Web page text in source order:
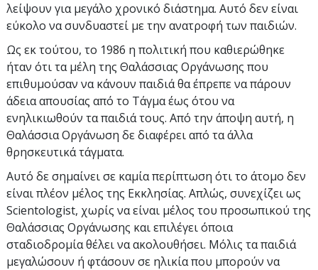
λείψουν για μεγάλο χρονικό διάστημα. Αυτό δεν είναι
εύκολο να συνδυαστεί με την ανατροφή των παιδιών.
Ως εκ τούτου, το 1986 η πολιτική που καθιερώθηκε
ήταν ότι τα μέλη της Θαλάσσιας Οργάνωσης που
επιθυμούσαν να κάνουν παιδιά θα έπρεπε να πάρουν
άδεια απουσίας από το Τάγμα έως ότου να
ενηλικιωθούν τα παιδιά τους. Από την άποψη αυτή, η
Θαλάσσια Οργάνωση δε διαφέρει από τα άλλα
θρησκευτικά τάγματα.
Αυτό δε σημαίνει σε καμία περίπτωση ότι το άτομο δεν
είναι πλέον μέλος της Εκκλησίας. Απλώς, συνεχίζει ως
Scientologist, χωρίς να είναι μέλος του προσωπικού της
Θαλάσσιας Οργάνωσης και επιλέγει όποια
σταδιοδρομία θέλει να ακολουθήσει. Μόλις τα παιδιά
μεγαλώσουν ή φτάσουν σε ηλικία που μπορούν να